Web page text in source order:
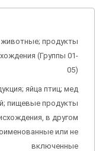
продукты
(Группы 01-
05)
яйца птиц; мед
пищевые продукты
в другом
или не
включенные